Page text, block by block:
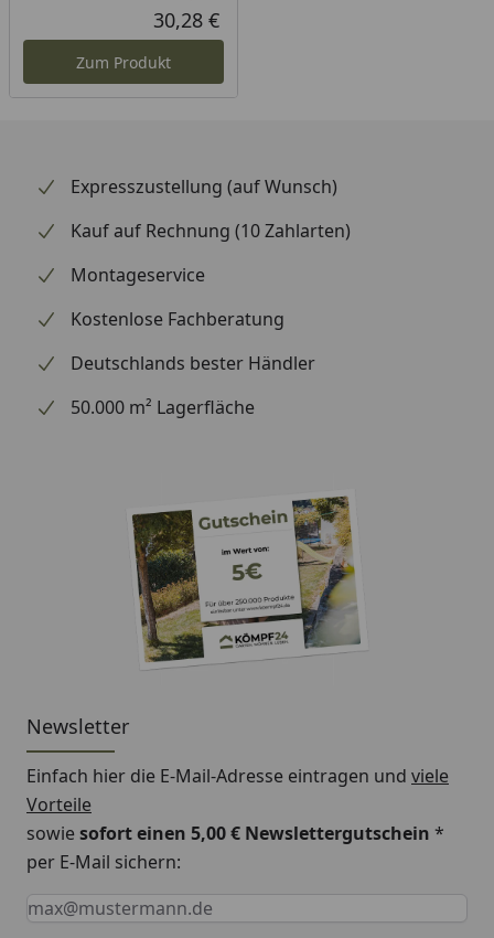
Rabatt in Prozent
Ursprünglicher Preis
Aktueller Preis
30,28 €
Zum Produkt
Expresszustellung (auf Wunsch)
Kauf auf Rechnung (10 Zahlarten)
Montageservice
Kostenlose Fachberatung
Deutschlands bester Händler
50.000 m² Lagerfläche
Newsletter
Einfach hier die E-Mail-Adresse eintragen und viele
Vorteile
sowiesofort einen 5,00 € Newslettergutschein *
per E-Mail sichern:
Keine Eingabe erforderlich
Eingabe erforderlich
E-Mail *